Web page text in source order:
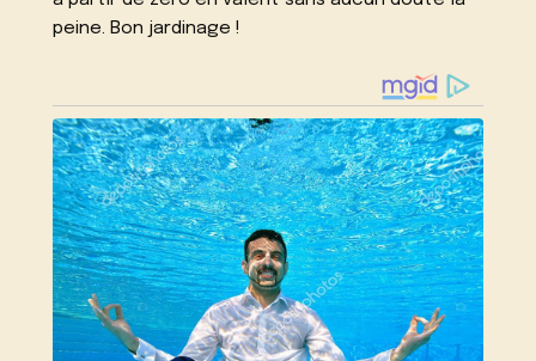
peine. Bon jardinage !